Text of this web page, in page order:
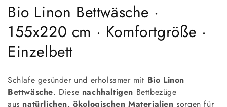
K
a
t
e
g
Bio Linon Bettwäsche ·
155x220 cm · Komfortgröße ·
Einzelbett
Schlafe gesünder und erholsamer mit Bio Linon
Bettwäsche. Diese nachhaltigen Bettbezüge
aus natürlichen, ökologischen Materialien sorgen für